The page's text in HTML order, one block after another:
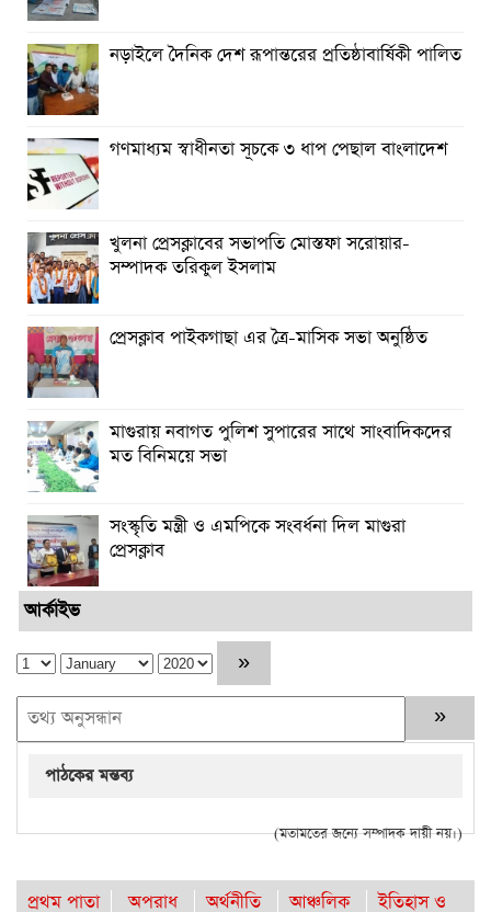
নড়াইলে দৈনিক দেশ রূপান্তরের প্রতিষ্ঠাবার্ষিকী পালিত
গণমাধ্যম স্বাধীনতা সূচকে ৩ ধাপ পেছাল বাংলাদেশ
খুলনা প্রেসক্লাবের সভাপতি মোস্তফা সরোয়ার-
সম্পাদক তরিকুল ইসলাম
প্রেসক্লাব পাইকগাছা এর ত্রৈ-মাসিক সভা অনুষ্ঠিত
মাগুরায় নবাগত পুলিশ সুপারের সাথে সাংবাদিকদের
মত বিনিময়ে সভা
সংস্কৃতি মন্ত্রী ও এমপিকে সংবর্ধনা দিল মাগুরা
প্রেসক্লাব
আর্কাইভ
পাঠকের মন্তব্য
(মতামতের জন্যে সম্পাদক দায়ী নয়।)
প্রথম পাতা অপরাধ অর্থনীতি আঞ্চলিক ইতিহাস ও